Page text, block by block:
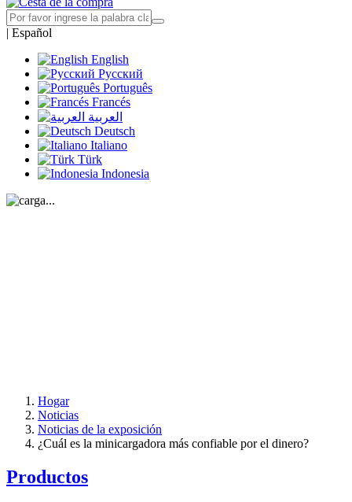
| Español
English
Русский
Português
Francés
العربية
Deutsch
Italiano
Türk
Indonesia
Hogar
Noticias
Noticias de la exposición
¿Cuál es la minicargadora más confiable por el dinero?
Productos